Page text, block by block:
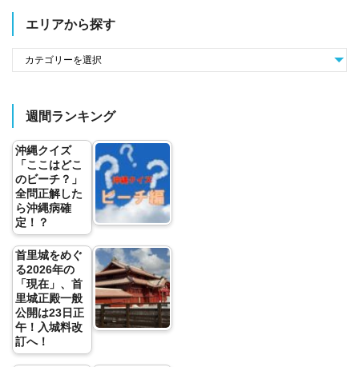
エリアから探す
週間ランキング
沖縄クイズ
「ここはどこ
のビーチ？」
全問正解した
ら沖縄病確
定！？
首里城をめぐ
る2026年の
「現在」、首
里城正殿一般
公開は23日正
午！入城料改
訂へ！